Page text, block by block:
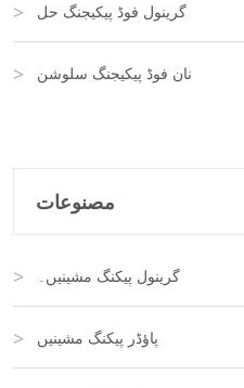
گرینول فوڈ پیکیجنگ حل
نان فوڈ پیکیجنگ سلوشن
مصنوعات
گرینول پیکنگ مشینیں۔
پاؤڈر پیکنگ مشینیں